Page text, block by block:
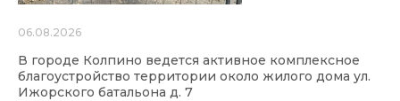
06.08.2026
В городе Колпино ведется активное комплексное
благоустройство территории около жилого дома ул.
Ижорского батальона д. 7